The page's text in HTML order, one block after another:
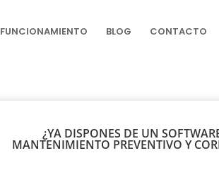
FUNCIONAMIENTO BLOG CONTACTO
¿YA DISPONES DE UN
MANTENIMIENTO PREVENTIVO Y